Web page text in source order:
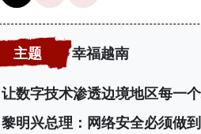
幸福越南
让数字技术渗透边境地区每一
黎明兴总理：网络安全必须做